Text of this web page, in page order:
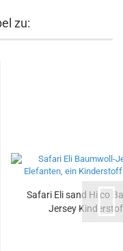
zu:
Safari Eli sand Hilco
Jersey